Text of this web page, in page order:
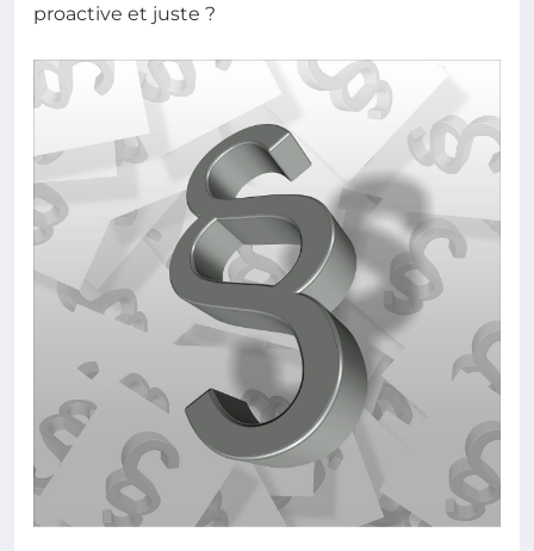
proactive et juste ?